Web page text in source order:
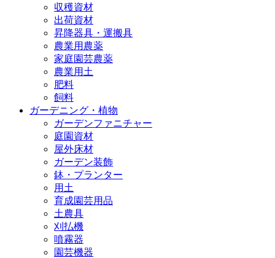
収穫資材
出荷資材
昇降器具・運搬具
農業用農薬
家庭園芸農薬
農業用土
肥料
飼料
ガーデニング・植物
ガーデンファニチャー
庭園資材
屋外床材
ガーデン装飾
鉢・プランター
用土
育成園芸用品
土農具
刈払機
噴霧器
園芸機器